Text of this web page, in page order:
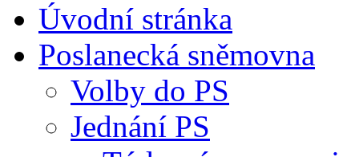
Úvodní stránka
Poslanecká sněmovna
Volby do PS
Jednání PS